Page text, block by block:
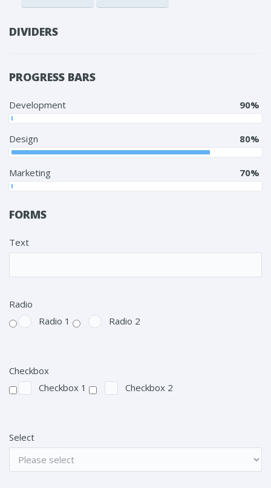
DIVIDERS
PROGRESS BARS
Development 90%
Design 80%
Marketing 70%
FORMS
Text
Radio
Radio 1
Radio 2
Checkbox
Checkbox 1
Checkbox 2
Select